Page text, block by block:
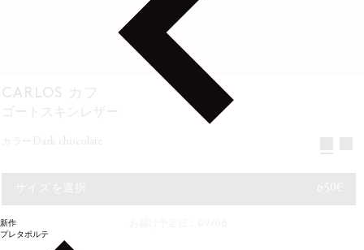
新作
プレタポルテ
CARLOS カフ
ゴートスキンレザー
カラー dark chocolate